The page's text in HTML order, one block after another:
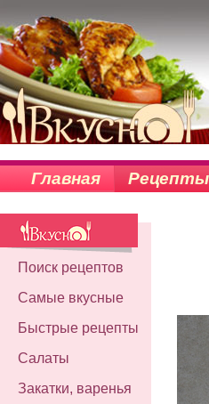
Главная Рецепты
Поиск рецептов
Самые вкусные
Быстрые рецепты
Салаты
Закатки, варенья